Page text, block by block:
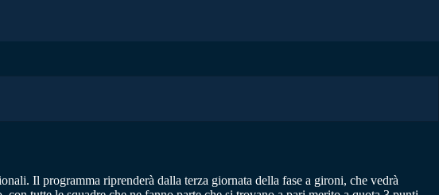
Il programma riprenderà dalla terza giornata della fase a gironi, che vedrà